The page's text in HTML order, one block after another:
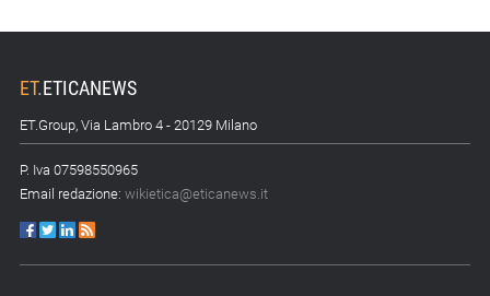
ET.ETICANEWS
ET.Group, Via Lambro 4 - 20129 Milano
P. Iva 07598550965
Email redazione: wikietica@eticanews.it